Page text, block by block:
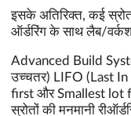
इसके अतिरिक्त, कई
ऑर्डरिंग के साथ लैब/
Advanced Build
उच्चतर) LIFO (Last
first और Smallest lot
स्रोतों की मनमानी